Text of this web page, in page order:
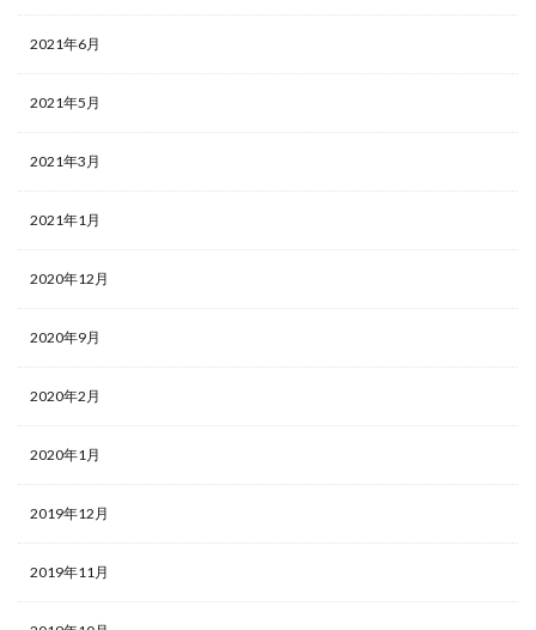
2021年6月
2021年5月
2021年3月
2021年1月
2020年12月
2020年9月
2020年2月
2020年1月
2019年12月
2019年11月